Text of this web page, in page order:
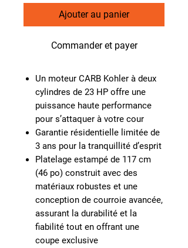
Ajouter au panier
Commander et payer
Un moteur CARB Kohler à deux
cylindres de 23 HP offre une
puissance haute performance
pour s’attaquer à votre cour
Garantie résidentielle limitée de
3 ans pour la tranquillité d’esprit
Platelage estampé de 117 cm
(46 po) construit avec des
matériaux robustes et une
conception de courroie avancée,
assurant la durabilité et la
fiabilité tout en offrant une
coupe exclusive